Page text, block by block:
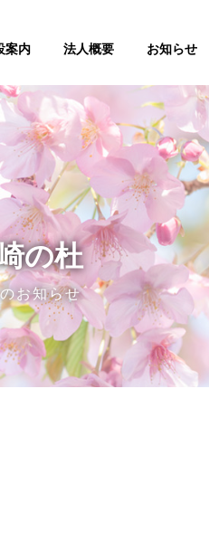
案内 法人概要 お知らせ
の杜
お知らせ